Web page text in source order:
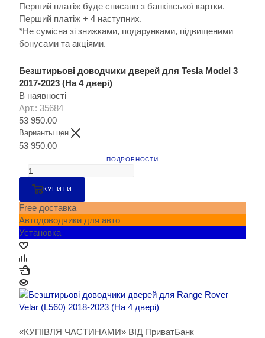
Перший платіж буде списано з банківської картки.
Перший платіж + 4 наступних.
*Не сумісна зі знижками, подарунками, підвищеними
бонусами та акціями.
Безштирьові доводчики дверей для Tesla Model 3
2017-2023 (На 4 двері)
В наявності
Арт.: 35684
53 950.00
Варианты цен
53 950.00
ПОДРОБНОСТИ
КУПИТИ
Free доставка
Автодоводчики для авто
Установка
«КУПІВЛЯ ЧАСТИНАМИ» ВІД ПриватБанк